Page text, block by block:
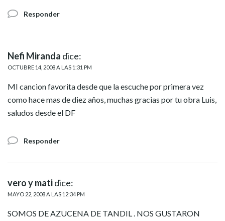
Responder
Nefi Miranda dice:
OCTUBRE 14, 2008 A LAS 1:31 PM
MI cancion favorita desde que la escuche por primera vez
como hace mas de diez años, muchas gracias por tu obra Luis,
saludos desde el DF
Responder
vero y matidice:
MAYO 22, 2008 A LAS 12:34 PM
SOMOS DE AZUCENA DE TANDIL . NOS GUSTARON